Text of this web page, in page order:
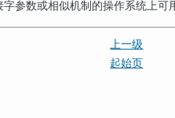
字参数或相似机制的操作系统上可
上一级
起始页